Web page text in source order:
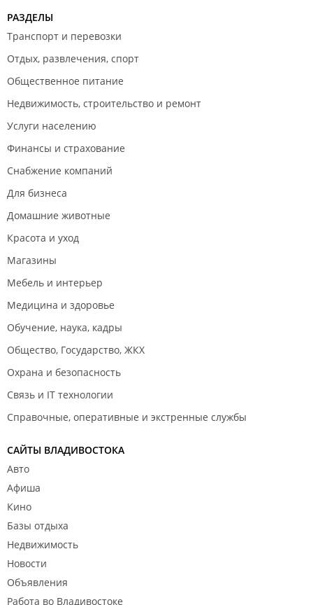
РАЗДЕЛЫ
Транспорт и перевозки
Отдых, развлечения, спорт
Общественное питание
Недвижимость, строительство и ремонт
Услуги населению
Финансы и страхование
Снабжение компаний
Для бизнеса
Домашние животные
Красота и уход
Магазины
Мебель и интерьер
Медицина и здоровье
Обучение, наука, кадры
Общество, Государство, ЖКХ
Охрана и безопасность
Связь и IT технологии
Справочные, оперативные и экстренные службы
САЙТЫ ВЛАДИВОСТОКА
Авто
Афиша
Кино
Базы отдыха
Недвижимость
Новости
Объявления
Работа во Владивостоке